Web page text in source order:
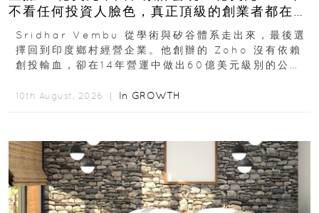
不看任何投資人臉色，真正頂級的創業者都在賭
Sridhar Vembu 從學術與矽谷體系走出來，最後選
擇回到印度鄉村經營企業。他創辦的 Zoho 沒有依賴
創投輸血，卻在14年營運中做出60億美元級別的公
10th August, 2026 ｜ In GROWTH